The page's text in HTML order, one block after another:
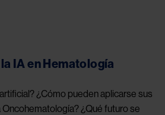
IA en Hematología
¿Cómo pueden aplicarse sus
Oncohematología? ¿Qué futuro se